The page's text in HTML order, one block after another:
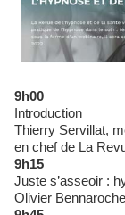
9h00
Introduction
Thierry Servillat,
en chef de La
9h15
Juste s’asseoir :
Olivier